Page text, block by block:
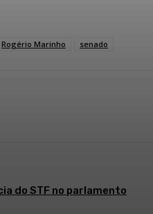
Rogério Marinho senado
do STF no parlamento